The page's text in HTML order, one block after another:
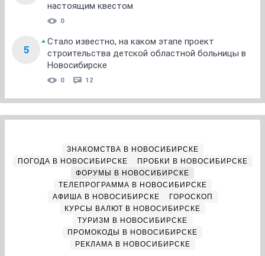
настоящим квестом
0
5
Стало известно, на каком этапе проект
строительства детской областной больницы в
Новосибирске
0 12
ЗНАКОМСТВА В НОВОСИБИРСКЕ
ПОГОДА В НОВОСИБИРСКЕ
ПРОБКИ В НОВОСИБИРСКЕ
ФОРУМЫ В НОВОСИБИРСКЕ
ТЕЛЕПРОГРАММА В НОВОСИБИРСКЕ
АФИША В НОВОСИБИРСКЕ
ГОРОСКОП
КУРСЫ ВАЛЮТ В НОВОСИБИРСКЕ
ТУРИЗМ В НОВОСИБИРСКЕ
ПРОМОКОДЫ В НОВОСИБИРСКЕ
РЕКЛАМА В НОВОСИБИРСКЕ